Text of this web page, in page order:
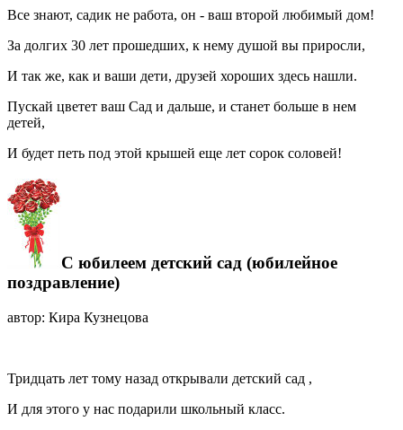
Все знают, садик не работа, он - ваш второй любимый дом!
За долгих 30 лет прошедших, к нему душой вы приросли,
И так же, как и ваши дети, друзей хороших здесь нашли.
Пускай цветет ваш Сад и дальше, и станет больше в нем
детей,
И будет петь под этой крышей еще лет сорок соловей!
С юбилеем детский сад (юбилейное
поздравление)
автор: Кира Кузнецова
Тридцать лет тому назад открывали детский сад ,
И для этого у нас подарили школьный класс.